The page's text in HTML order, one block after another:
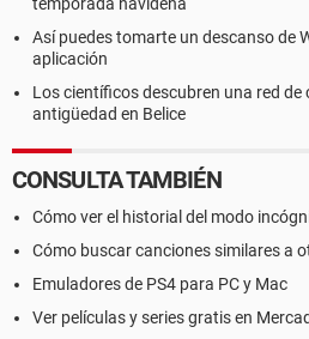
Así puedes tomarte un descanso de
aplicación
Los científicos descubren una red de
antigüedad en Belice
CONSULTA TAMBIÉN
Cómo ver el historial del modo
Cómo buscar canciones similares a
Emuladores de PS4 para PC y Mac
Ver películas y series gratis en